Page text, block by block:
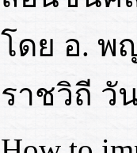
โดย อ. พ
ราชวิถี วั